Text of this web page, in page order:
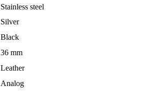
Stainless steel
Silver
Black
36 mm
Leather
Analog